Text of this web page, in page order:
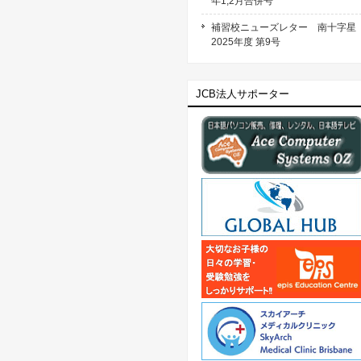
補習校ニューズレター 南十字
2025年度 第9号
JCB法人サポーター